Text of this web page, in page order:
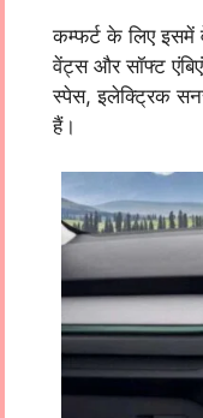
कम्फर्ट के लिए
वेंट्स और सॉफ्ट
स्पेस, इलेक्ट्रिक
हैं।